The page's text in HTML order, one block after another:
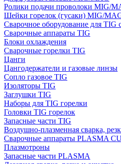
Ролики подачи проволоки MIG/
Шейки горелок (гусаки) MIG/
Сварочное оборудование для TIG
Сварочные аппараты TIG
Блоки охлаждения
Сварочные горелки TIG
Цанги
Цангодержатели и газовые линзы
Сопло газовое TIG
Изоляторы TIG
Заглушки TIG
Наборы для TIG горелки
Головки TIG горелок
Запасные части TIG
Воздушно-плазменная сварка,
Сварочные аппараты PLASMA
Плазмотроны
Запасные части PLASMA